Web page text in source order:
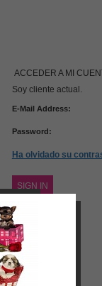
ACCEDER A MI
Soy cliente actual.
E-Mail Address:
Password:
Ha olvidado su
SIGN IN